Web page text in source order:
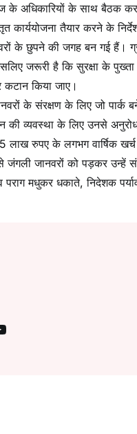
या
र
क
रें
म
हा
रा
ज
के अधिकारियों के साथ बैठक
कार्ययोजना तैयार करने के
के छुपने की जगह बन गई हैं।
जरूरी है कि सुरक्षा के
किया जाए।
के संरक्षण के लिए जो
व्यवस्था के लिए उनसे
रुपए के लगभग वार्षिक
जानवरों को पड़कर उन्हें
मधुकर धकाते, निदेशक